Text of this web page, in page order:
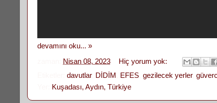
devamını oku... »
Nisan 08, 2023
Hiç yorum yok:
davutlar, DİDİM EFES gezilecek yerler,
Kuşadası, Aydın, Türkiye